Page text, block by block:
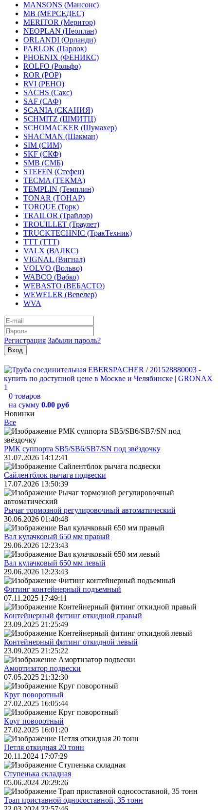
MANSONS (Мансонс)
MB (МЕРСЕДЕС)
MERITOR (Меритор)
NEOPLAN (Неоплан)
ORLANDI (Орланди)
PARLOK (Парлок)
PHOENIX (ФЕНИКС)
ROLFO (Рольфо)
ROR (РОР)
RVI (РЕНО)
SACHS (Сакс)
SAF (САФ)
SCANIA (СКАНИЯ)
SCHMITZ (ШМИТЦ)
SCHOMACKER (Шумахер)
SHACMAN (Шакман)
SIM (СИМ)
SKF (СКФ)
SMB (СМБ)
STEFEN (Стефен)
TECMA (ТЕКМА)
TEMPLIN (Темплин)
TONAR (ТОНАР)
TORQUE (Торк)
TRAILOR (Трайлор)
TROUILLET (Траулет)
TRUCKTECHNIC (ТракТехник)
TTT (ТТТ)
VALX (ВАЛКС)
VIGNAL (Вигнал)
VOLVO (Вольво)
WABCO (Вабко)
WEBASTO (ВЕБАСТО)
WEWELER (Вевелер)
WVA
Регистрация Забыли пароль?
0 товаров
на сумму 0.00 руб
Новинки
Все
РМК суппорта SB5/SB6/SB7/SN под звёздочку
31.07.2026 14:12:41
Сайлентблок рычага подвески
17.07.2026 13:50:39
Рычаг тормозной регулировочный автоматический
30.06.2026 01:40:48
Вал кулачковый 650 мм правый
29.06.2026 12:23:43
Вал кулачковый 650 мм левый
29.06.2026 12:23:43
Фитинг контейнерный подъемный
07.11.2025 17:49:11
Контейнерный фитинг откидной правый
23.09.2025 21:25:49
Контейнерный фитинг откидной левый
23.09.2025 21:25:22
Амортизатор подвески
07.05.2025 21:32:30
Круг поворотный
27.02.2025 16:05:44
Круг поворотный
27.02.2025 16:01:20
Петля откидная 20 тонн
20.11.2024 17:07:29
Ступенька складная
05.06.2024 20:29:26
Трап приставной односоставной, 35 тонн